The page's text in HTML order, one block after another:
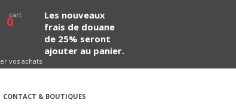
vos achats
0
Les nouveaux
frais de douane
de 25% seront
ajouter au panier.
CONTACT & BOUTIQUES